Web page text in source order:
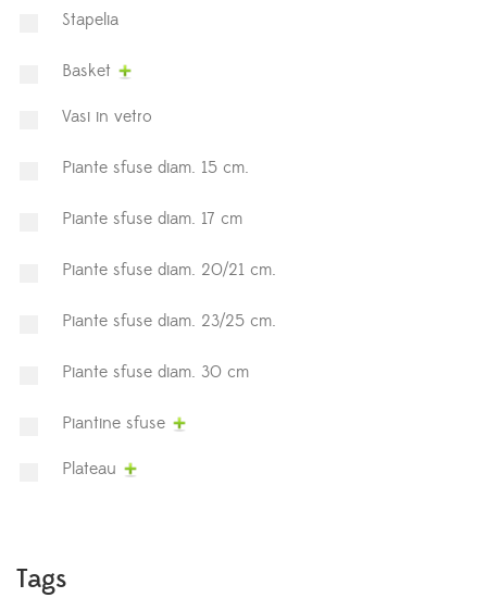
Stapelia
Basket
Vasi in vetro
Piante sfuse diam. 15 cm.
Piante sfuse diam. 17 cm
Piante sfuse diam. 20/21 cm.
Piante sfuse diam. 23/25 cm.
Piante sfuse diam. 30 cm
Piantine sfuse
Plateau
Tags